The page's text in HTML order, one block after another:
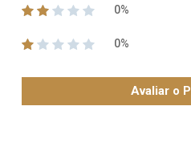
0%
0%
Avaliar o